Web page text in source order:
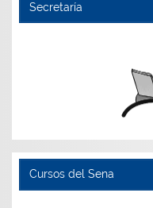
Secretaría
Cursos del Sena